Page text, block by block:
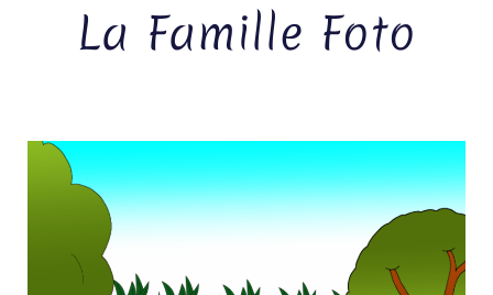
La Famille Foto